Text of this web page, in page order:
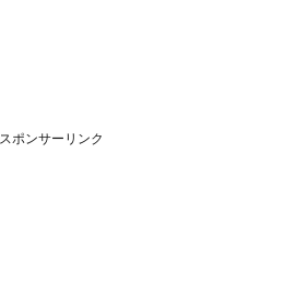
スポンサーリンク